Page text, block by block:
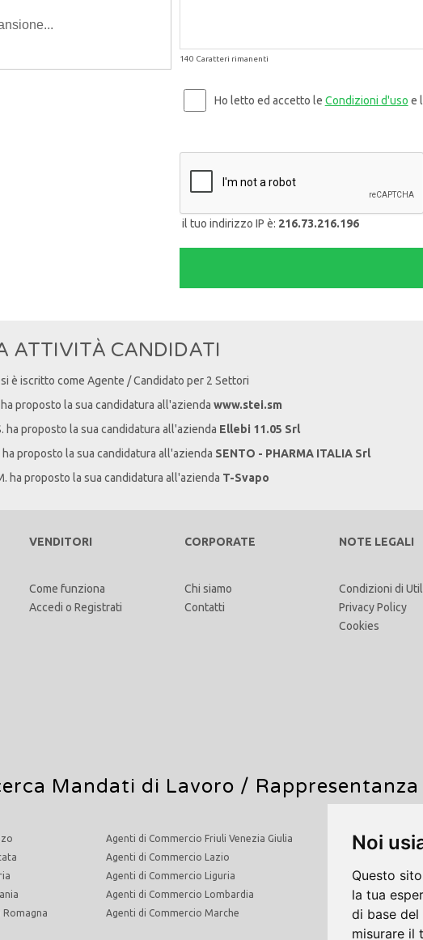
Noi
Questo
la tua
di base
misurare il
140 Caratteri rimanenti
Ho letto ed accetto le Condizioni d'uso e
il tuo indirizzo IP è: 216.73.216.196
ATTIVITÀ CANDIDATI
si è iscritto come Agente / Candidato per 2 Settori
ha proposto la sua candidatura all'azienda www.stei.sm
. ha proposto la sua candidatura all'azienda Ellebi 11.05 Srl
ha proposto la sua candidatura all'azienda SENTO - PHARMA ITALIA Srl
. ha proposto la sua candidatura all'azienda T-Svapo
VENDITORI
Come funziona
Accedi oRegistrati
CORPORATE
Chi siamo
Contatti
NOTE LEGALI
Condizioni di
Privacy Policy
Cookies
Mandati di Lavoro /
Romagna
Agenti di Commercio Friuli Venezia Giulia
Agenti di Commercio Lazio
Agenti di Commercio Liguria
Agenti di Commercio Lombardia
Agenti di Commercio Marche
Agenti di
Agenti di
Agenti di
Agenti di